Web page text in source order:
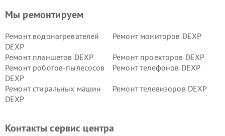
Мы ремонтируем
Ремонт водонагревателей
DEXP
Ремонт мониторов DEXP
Ремонт планшетов DEXP
Ремонт проекторов DEXP
Ремонт роботов-пылесосов
DEXP
Ремонт телефонов DEXP
Ремонт стиральных машин
DEXP
Ремонт телевизоров DEXP
Ремонт серверов DEXP
Ремонт мини пк DEXP
Контакты сервис центра